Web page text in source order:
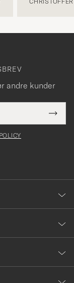
andre kunder